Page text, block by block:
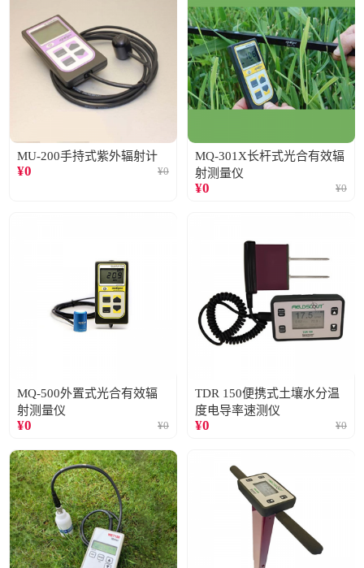
MU-200手持式紫外辐射计
¥0 ¥0
MQ-301X长杆式光合有效辐
射测量仪
¥0 ¥0
MQ-500外置式光合有效辐
射测量仪
¥0 ¥0
TDR 150便携式土壤水分温
度电导率速测仪
¥0 ¥0